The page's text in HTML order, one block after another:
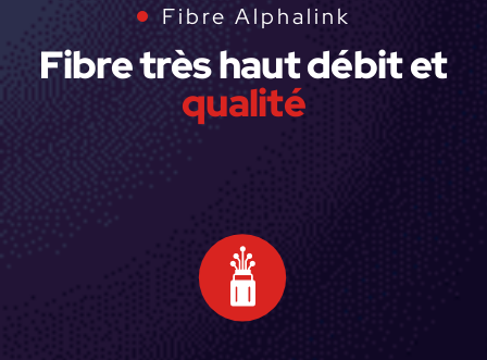
Fibre Alphalink
Fibre très haut débit et
qualité